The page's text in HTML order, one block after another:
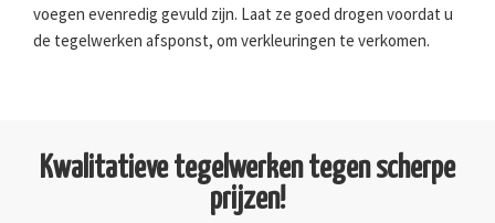
voegen evenredig gevuld zijn. Laat ze goed drogen voordat u
de tegelwerken afsponst, om verkleuringen te verkomen.
Kwalitatieve tegelwerken tegen scherpe
prijzen!